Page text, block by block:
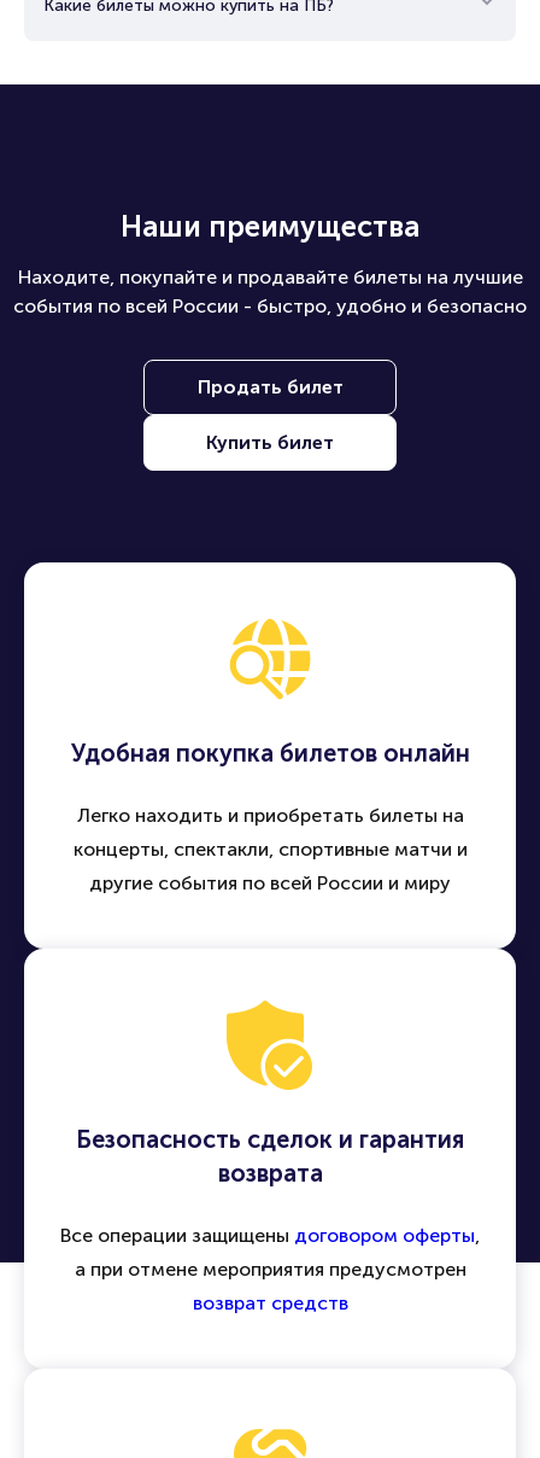
Какие билеты можно купить на ПБ?
Наши преимущества
Находите, покупайте и продавайте билеты на лучшие
события по всей России - быстро, удобно и безопасно
Продать билет
Купить билет
Удобная покупка билетов онлайн
Легко находить и приобретать билеты на
концерты, спектакли, спортивные матчи и
другие события по всей России и миру
Безопасность сделок и гарантия
возврата
Все операции защищены договором оферты,
а при отмене мероприятия предусмотрен
возврат средств